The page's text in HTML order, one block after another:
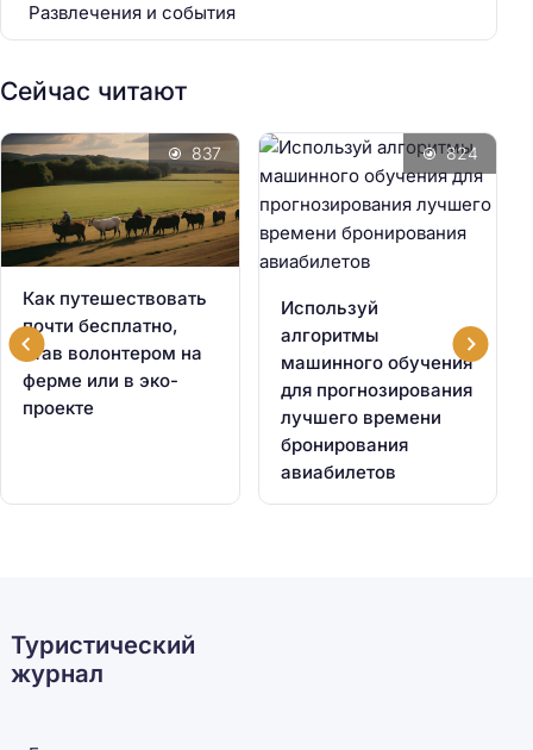
Развлечения и события
Сейчас читают
Как путешествовать
почти бесплатно,
став волонтером на
ферме или в эко-
проекте
837
Используй
алгоритмы
машинного обучения
для прогнозирования
лучшего времени
бронирования
авиабилетов
824
Туристический
журнал